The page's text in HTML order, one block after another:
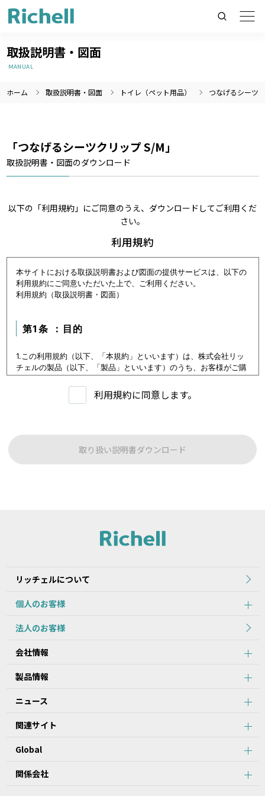
製品情報のみを検索
取扱説明書・図面
MANUAL
ホーム 取扱説明書・図面 トイレ（ペット用品） つなげるシーツ
「つなげるシーツクリップ S/M」
取扱説明書・図面のダウンロード
以下の「利用規約」にご同意のうえ、ダウンロードしてご利用くだ
さい。
利用規約
本サイトにおける取扱説明書および図面の提供サービスは、以下の
利用規約にご同意いただいた上で、ご利用ください。
利用規約（取扱説明書・図面）
第1条 ：目的
1.この利用規約（以下、「本規約」といいます）は、株式会社リッ
チェルの製品（以下、「製品」といいます）のうち、お客様がご購
入いただいた製品または購入を検討中の製品（以下、「当該製品」
といいます。）に関するデータ（以下、「本データ等」といいま
す）の提供サービス（以下「本サービス」といいます）における利
に従い本サービスを利用いただくものとし、本規約に同意いただけ
ない場合には本サービスをご利用いただけないものとします。
本サイトに公開されている本データ等は、原則として製品が発売さ
れた当初のものを掲載しています。
製品本体に同梱されている本データ等の内容と異なる場合がありま
す。
1.本データ等について、当該製品を購入されたお客様以外からのお
問い合わせにはお応えできない場合がありますことをご了承くださ
2.本サービスでは、すべての製品の本データ等を提供しているわけ
当該製品につき本データ等をご提供できない場合がありますので、
3.取扱説明書に記載の安全上のご注意は、本データ等が制作された
4.製品には、取扱説明書を補足するために、取扱説明書以外の印刷
を提供していません。
利用規約に同意します。
取り扱い説明書ダウンロード
リッチェルについて
個人のお客様
法人のお客様
会社情報
製品情報
ニュース
関連サイト
Global
関係会社